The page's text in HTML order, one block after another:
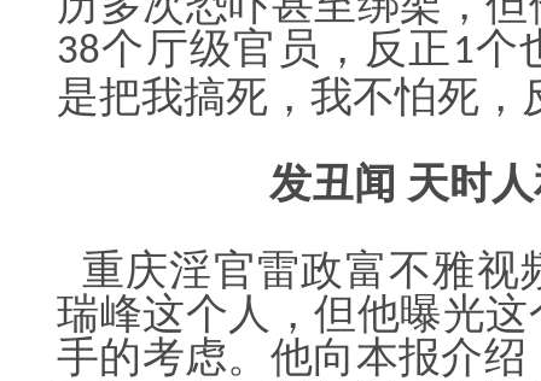
38个厅级官员，反正 1个
是把我搞死，我不怕死
发丑闻 天时
重庆淫官雷政富不雅视
瑞峰这个人，但他曝光
手的考虑。他向本报介绍